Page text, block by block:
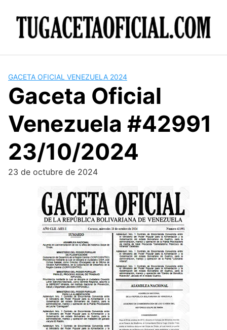
GACETA OFICIAL VENEZUELA 2024
Gaceta Oficial
Venezuela #42991
23/10/2024
23 de octubre de 2024